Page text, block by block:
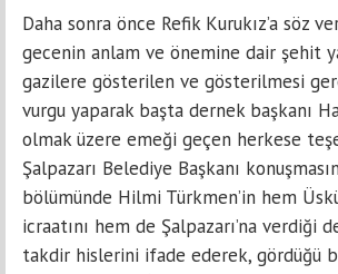
Daha sonra önce Refik Kurukız’a söz
gecenin anlam ve önemine dair şehit
gazilere gösterilen ve gösterilmesi
vurgu yaparak başta dernek başkanı
olmak üzere emeği geçen herkese
Şalpazarı Belediye Başkanı
bölümünde Hilmi Türkmen’in hem
icraatını hem de Şalpazarı’na verdiği
takdir hislerini ifade ederek, gördüğü